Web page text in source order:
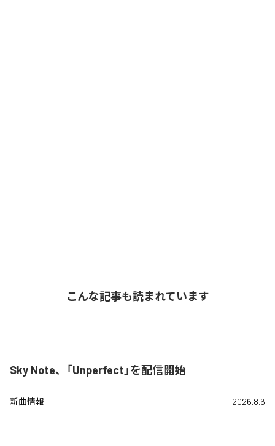
こんな記事も読まれています
Sky Note、「Unperfect」を配信開始
新曲情報 2026.8.6